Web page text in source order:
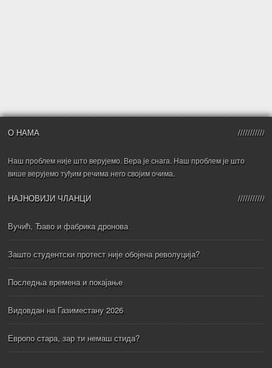
О НАМА
Наш проблем није што верујемо. Вера је снага. Наш проблем је што
више верујемо туђим речима него својим очима.
НАЈНОВИЈИ ЧЛАНЦИ
Вучић, Ђаво и фабрика дронова
Зашто студентски протест није обојена револуција?
Последња времена и покајање
Видовдан на Газиместану 2026
Европо стара, зар ти немаш стида?